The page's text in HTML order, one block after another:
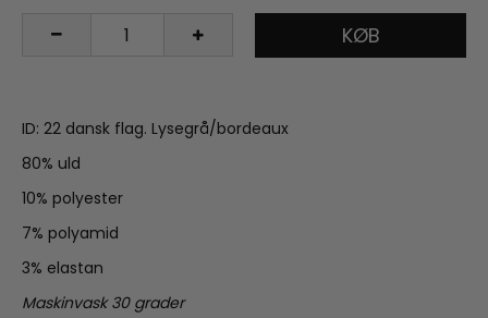
KØB
ID: 22 dansk flag. Lysegrå/bordeaux
80% uld
10% polyester
7% polyamid
3% elastan
Maskinvask 30 grader